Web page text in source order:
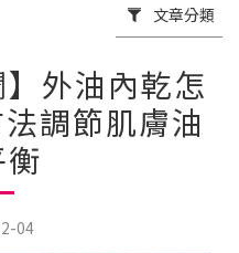
文章分類
】外油內乾怎
調節肌膚油
04